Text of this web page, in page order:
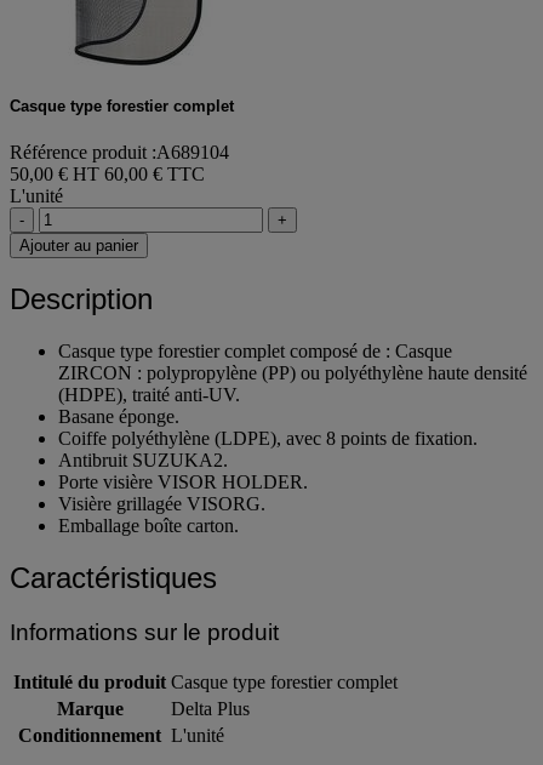
Casque type forestier complet
Référence produit :A689104
50,00 € HT 60,00 € TTC
L'unité
-
+
Ajouter au panier
Description
Casque type forestier complet composé de : Casque
ZIRCON : polypropylène (PP) ou polyéthylène haute densité
(HDPE), traité anti-UV.
Basane éponge.
Coiffe polyéthylène (LDPE), avec 8 points de fixation.
Antibruit SUZUKA2.
Porte visière VISOR HOLDER.
Visière grillagée VISORG.
Emballage boîte carton.
Caractéristiques
Informations sur le produit
Intitulé du produit Casque type forestier complet
Marque
Delta Plus
Conditionnement L'unité